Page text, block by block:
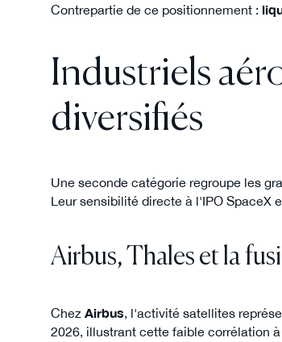
Contrepartie de ce positionnement :
Industriels
diversifiés
Une seconde catégorie regroupe les
Leur sensibilité directe à l'IPO SpaceX
Airbus, Thales et la
ChezAirbus, l'activité satellites
2026, illustrant cette faible corrélation